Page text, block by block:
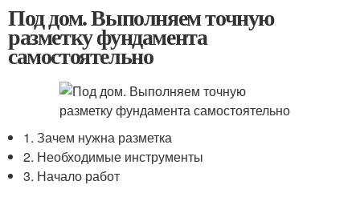
Под дом. Выполняем точную
разметку фундамента
самостоятельно
1. Зачем нужна разметка
2. Необходимые инструменты
3. Начало работ